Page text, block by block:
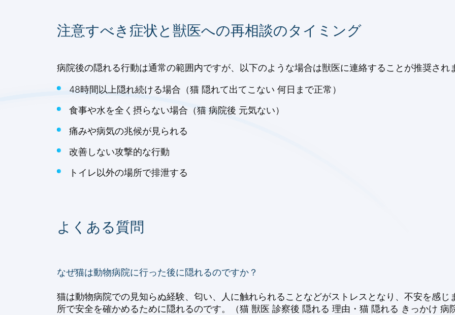
注意すべき症状と獣医への再相談のタイミング
病院後の隠れる行動は通常の範囲内ですが、以下のような場合は獣医に連絡することが推奨され
48時間以上隠れ続ける場合（猫 隠れて出てこない 何日まで正常）
食事や水を全く摂らない場合（猫 病院後 元気ない）
痛みや病気の兆候が見られる
改善しない攻撃的な行動
トイレ以外の場所で排泄する
よくある質問
なぜ猫は動物病院に行った後に隠れるのですか？
猫は動物病院での見知らぬ経験、匂い、人に触れられることなどがストレスとなり、不安を感
所で安全を確かめるために隠れるのです。（猫 獣医 診察後 隠れる 理由・猫 隠れる きっかけ 病